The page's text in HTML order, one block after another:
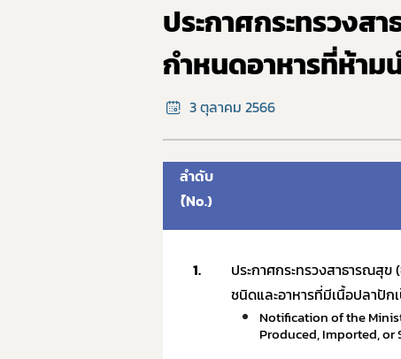
มาต
อาห
อาหา
ประกาศกระทรวงส
กำหนดอาหารที่ห้าม
3 ตุลาคม 2566
ลำดับ
(์No.)
1.
ประกาศกระทรวงสาธารณสุข
ชนิดและอาหารที่มีเนื้อปลาปัก
Notification of the
Produced, Imported, or